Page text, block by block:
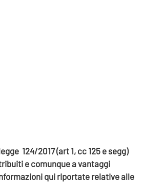
124/2017 (art 1, cc 125 e segg)
e comunque a vantaggi
qui riportate relative alle